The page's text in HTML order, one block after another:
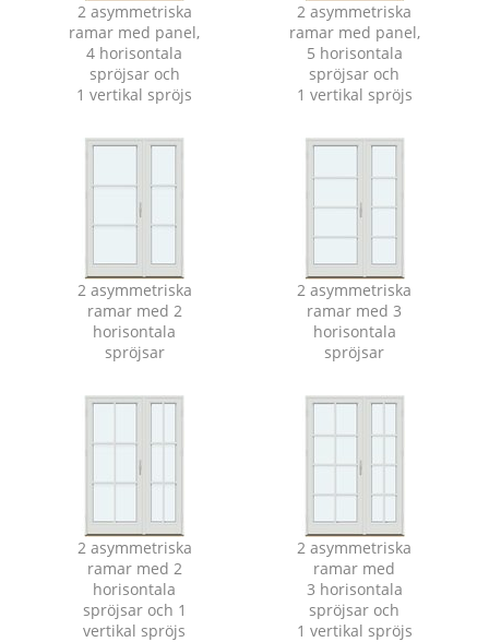
2 asymmetriska
ramar med panel,
4 horisontala
spröjsar och
1 vertikal spröjs
2 asymmetriska
ramar med panel,
5 horisontala
spröjsar och
1 vertikal spröjs
2 asymmetriska
ramar med 2
horisontala
spröjsar
2 asymmetriska
ramar med 3
horisontala
spröjsar
2 asymmetriska
ramar med 2
horisontala
spröjsar och 1
vertikal spröjs
2 asymmetriska
ramar med
3 horisontala
spröjsar och
1 vertikal spröjs